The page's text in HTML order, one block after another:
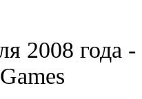
2008 года